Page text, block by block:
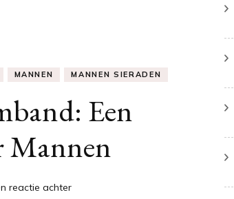
MANNEN MANNEN SIERADEN
Een
Mannen
reactie achterop